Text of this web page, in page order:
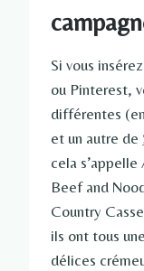
Si vous
ou Pinterest,
différentes
et un autre de
cela
Beef and
Country
ils ont tous
délices